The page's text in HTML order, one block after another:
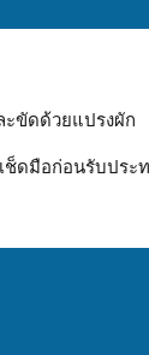
ะขัดด้วยแปรงผัก
ดมือก่อนรับประ